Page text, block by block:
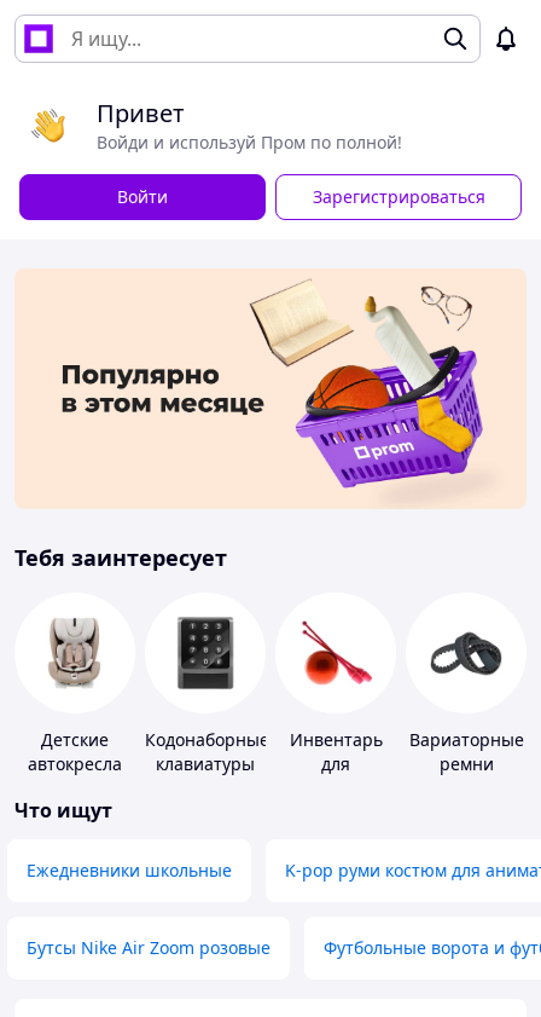
Привет
Войди и используй Пром по полной!
Войти Зарегистрироваться
Тебя заинтересует
Детские
автокресла
Кодонаборные
клавиатуры
Инвентарь
для
Вариаторные
ремни
Что ищут
Ежедневники школьные K-pop руми костюм для
Бутсы Nike Air Zoom розовые Футбольные ворота и